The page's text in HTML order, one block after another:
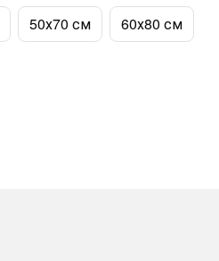
50х70 см 60х80 см